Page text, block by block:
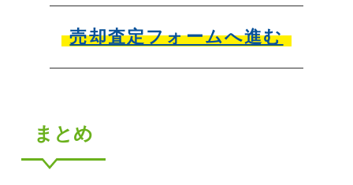
売却査定フォームへ進む
まとめ